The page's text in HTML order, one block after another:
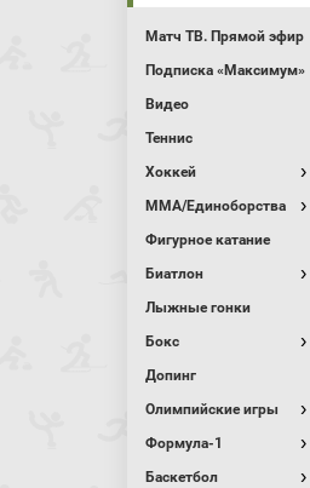
Матч ТВ. Прямой эфир
Подписка «Максимум»
Видео
Теннис
Хоккей
MMA/Единоборства
Фигурное катание
Биатлон
Лыжные гонки
Бокс
Допинг
Олимпийские игры
Формула-1
Баскетбол